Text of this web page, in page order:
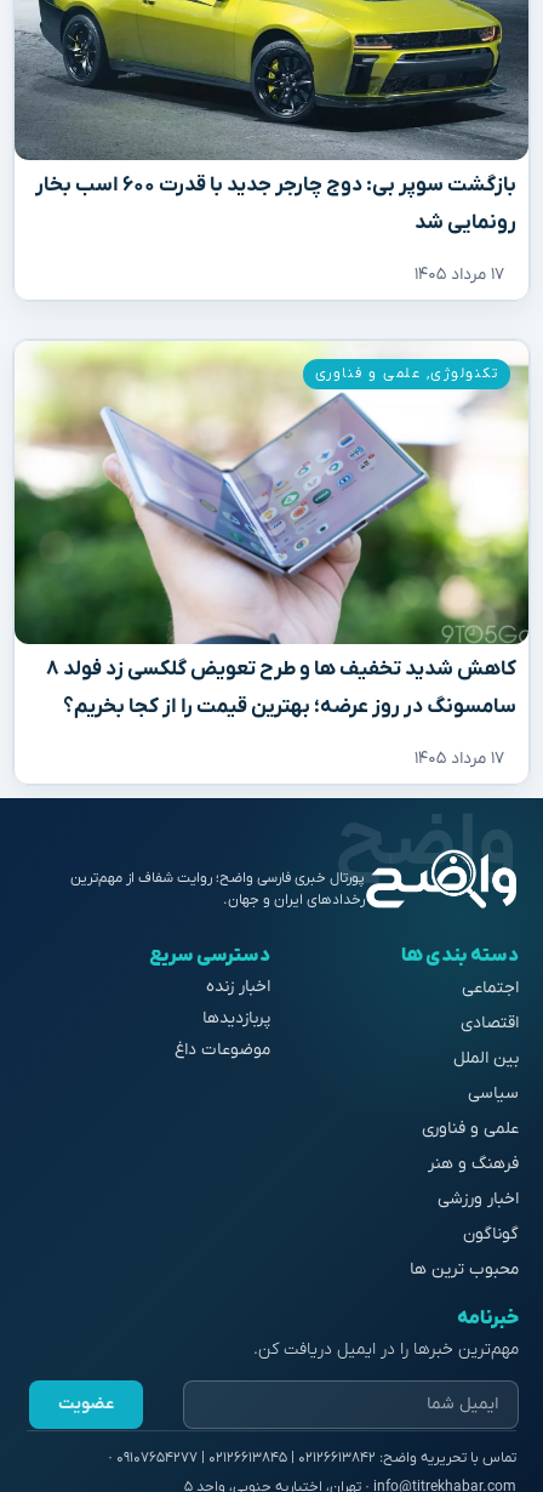
بازگشت سوپر بی: دوج چارجر جدید با قدرت ۶۰۰ اسب بخار
رونمایی شد
۱۷ مرداد ۱۴۰۵
کاهش شدید تخفیف‌ ها و طرح تعویض گلکسی زد فولد ۸
سامسونگ در روز عرضه؛ بهترین قیمت را از کجا بخریم؟
۱۷ مرداد ۱۴۰۵
تکنولوژی, علمی و فناوری
پورتال خبری فارسی واضح؛ روایت شفاف از مهم‌ترین
رخدادهای ایران و جهان.
دسته بندی ها
اجتماعی
اقتصادی
بین الملل
سیاسی
علمی و فناوری
فرهنگ و هنر
اخبار ورزشی
گوناگون
محبوب ترین ها
دسترسی سریع
اخبار زنده
پربازدیدها
موضوعات داغ
خبرنامه
مهم‌ترین خبرها را در ایمیل دریافت کن.
عضویت